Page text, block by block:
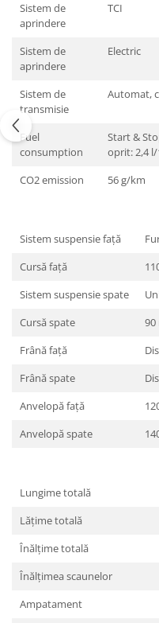
Sistem de
aprindere
TCI
Sistem de
aprindere
Electric
Sistem de
transmisie
Automat,
Fuel
consumption
Start &
oprit: 2,4
CO2 emission
56 g/km
Sistem suspensie faţă
Cursă faţă
Sistem suspensie spate
Cursă spate
90
Frână faţă
Frână spate
Anvelopă faţă
Anvelopă spate
Lungime totală
Lăţime totală
Înălţime totală
Înălţimea scaunelor
Ampatament